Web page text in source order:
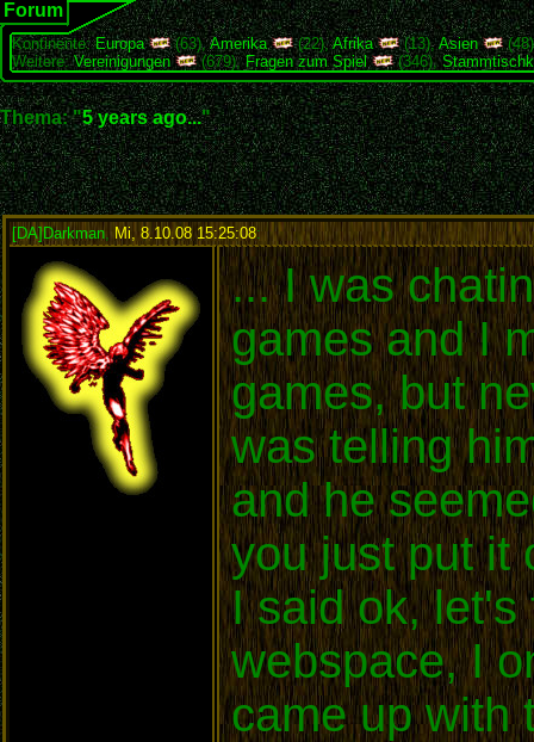
Forum
Kontinente:Europa (63),Amerika (22),Afrika (13),Asien
Weitere:Vereinigungen (679),Fragen zum Spiel (346),
Thema: "5 years ago..."
[DA]Darkman Mi, 8.10.08 15:25:08:
... I was
games and I
games, but
was telling
and he
you just put it
I said ok, let's
webspace, I
came up with